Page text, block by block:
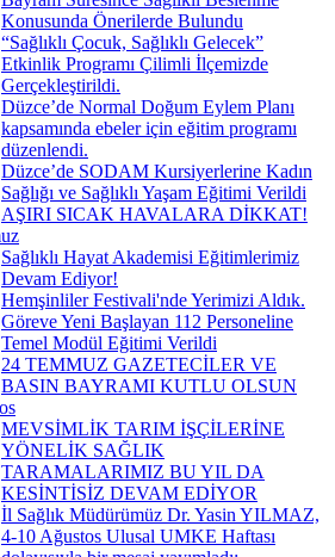
Konusunda Önerilerde Bulundu
“Sağlıklı Çocuk, Sağlıklı Gelecek”
Etkinlik Programı Çilimli İlçemizde
Gerçekleştirildi.
Düzce’de Normal Doğum Eylem Planı
kapsamında ebeler için eğitim programı
düzenlendi.
Düzce’de SODAM Kursiyerlerine Kadın
Sağlığı ve Sağlıklı Yaşam Eğitimi Verildi
AŞIRI SICAK HAVALARA DİKKAT!
Sağlıklı Hayat Akademisi Eğitimlerimiz
Devam Ediyor!
Hemşinliler Festivali'nde Yerimizi Aldık.
Göreve Yeni Başlayan 112 Personeline
Temel Modül Eğitimi Verildi
24 TEMMUZ GAZETECİLER VE
BASIN BAYRAMI KUTLU OLSUN
MEVSİMLİK TARIM İŞÇİLERİNE
YÖNELİK SAĞLIK
TARAMALARIMIZ BU YIL DA
KESİNTİSİZ DEVAM EDİYOR
İl Sağlık Müdürümüz Dr. Yasin YILMAZ,
4-10 Ağustos Ulusal UMKE Haftası